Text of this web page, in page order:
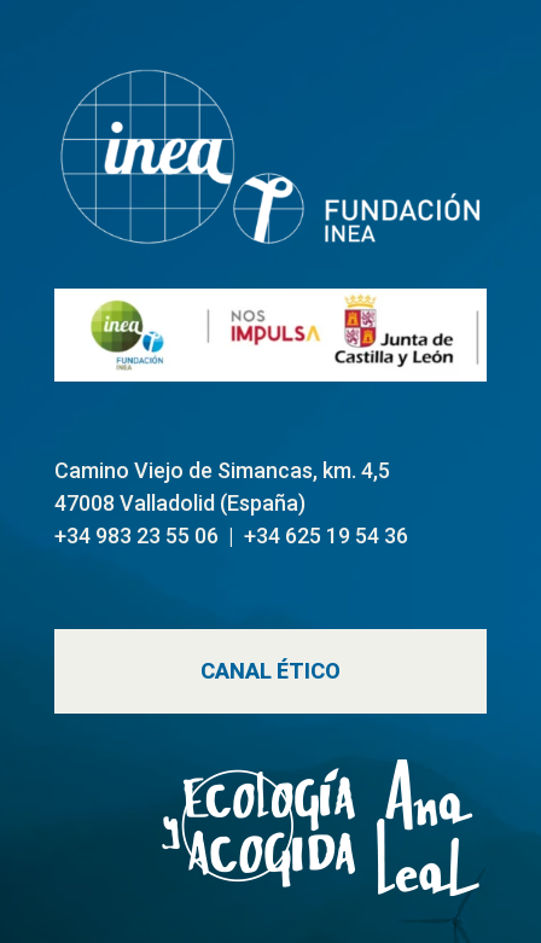
Camino Viejo de Simancas, km. 4,5
47008 Valladolid (España)
+34 983 23 55 06 | +34 625 19 54 36
CANAL ÉTICO